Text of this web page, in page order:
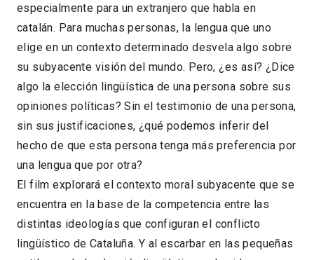
especialmente para un extranjero que habla en
catalán. Para muchas personas, la lengua que uno
elige en un contexto determinado desvela algo sobre
su subyacente visión del mundo. Pero, ¿es así? ¿Dice
algo la elección lingüística de una persona sobre sus
opiniones políticas? Sin el testimonio de una persona,
sin sus justificaciones, ¿qué podemos inferir del
hecho de que esta persona tenga más preferencia por
una lengua que por otra?
El film explorará el contexto moral subyacente que se
encuentra en la base de la competencia entre las
distintas ideologías que configuran el conflicto
lingüístico de Cataluña. Y al escarbar en las pequeñas